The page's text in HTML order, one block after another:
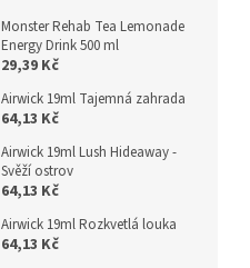
Monster Rehab Tea Lemonade
Energy Drink 500 ml
29,39 Kč
Airwick 19ml Tajemná zahrada
64,13 Kč
Airwick 19ml Lush Hideaway -
Svěží ostrov
64,13 Kč
Airwick 19ml Rozkvetlá louka
64,13 Kč